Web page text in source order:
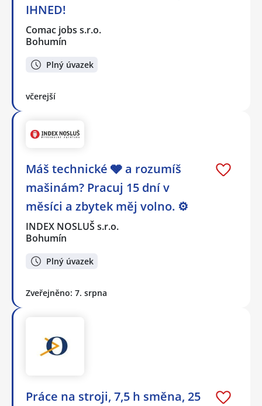
IHNED!
Comac jobs s.r.o.
Bohumín
Plný úvazek
včerejší
Máš technické 🩶 a rozumíš
mašinám? Pracuj 15 dní v
měsíci a zbytek měj volno. ⚙
INDEX NOSLUŠ s.r.o.
Bohumín
Plný úvazek
Zveřejněno: 7. srpna
Práce na stroji, 7,5 h směna, 25